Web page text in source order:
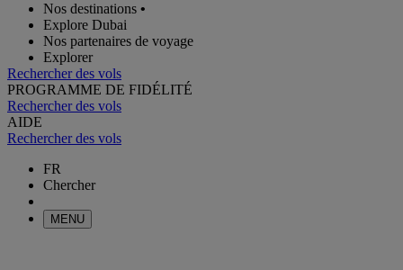
Nos destinations •
Explore Dubai
Nos partenaires de voyage
Explorer
Rechercher des vols
PROGRAMME DE FIDÉLITÉ
Rechercher des vols
AIDE
Rechercher des vols
FR
Chercher
MENU